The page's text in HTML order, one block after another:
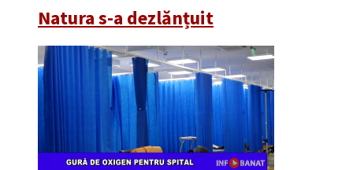
Natura s-a dezlănțuit